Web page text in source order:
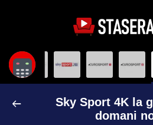
Sky Sport 4K la
domani